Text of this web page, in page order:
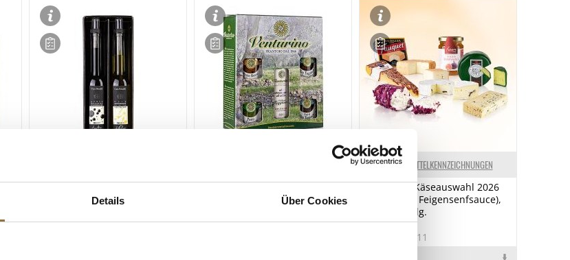
Details Über Cookies
Set Opera - Aceto Balsamico di
Modena & Natives Olivenöl
250ml
Venturino Geschenkset, 5 tlg.
LEBENSMITTELKENNZEICHNUNGEN
Set Bunte Käseauswahl 2026
(6 Sorten + Feigensenfsauce),
1,15 kg, 7 tlg.
Art.Nr.:68211